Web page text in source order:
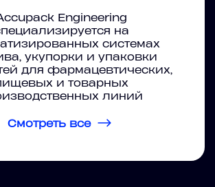
Engineering
на
системах
укупорки и упаковки
для фармацевтических,
и товарных
линий
Смотреть все